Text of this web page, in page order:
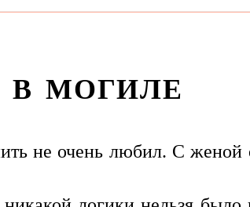
В МОГИЛЕ
не очень любил. С женой